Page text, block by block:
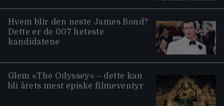
Hvem blir den neste James Bond?
Dette er de 007 heteste
kandidatene
Glem «The Odyssey» – dette kan
bli årets mest episke filmeventyr